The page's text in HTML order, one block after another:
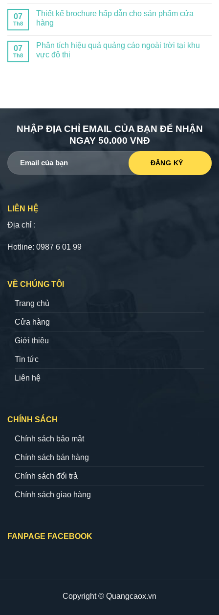
07
Th8
Thiết kế brochure hấp dẫn cho sản phẩm cửa
hàng
07
Th8
Phân tích hiệu quả quảng cáo ngoài trời tại khu
vực đô thị
NHẬP ĐỊA CHỈ EMAIL CỦA BẠN ĐỂ NHẬN
NGAY 50.000 VNĐ
LIÊN HỆ
Địa chỉ :
Hotline: 0987 6 01 99
VỀ CHÚNG TÔI
Trang chủ
Cửa hàng
Giới thiệu
Tin tức
Liên hệ
CHÍNH SÁCH
Chính sách bảo mật
Chính sách bán hàng
Chính sách đổi trả
Chính sách giao hàng
FANPAGE FACEBOOK
Copyright © Quangcaox.vn